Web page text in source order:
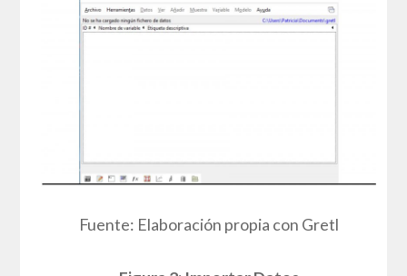
Fuente: Elaboración propia con Gretl